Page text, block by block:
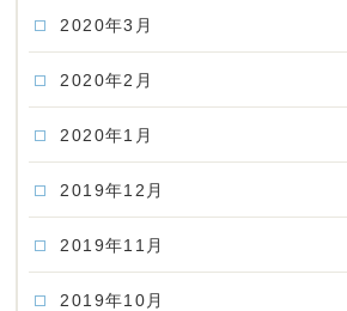
2020年3月
2020年2月
2020年1月
2019年12月
2019年11月
2019年10月